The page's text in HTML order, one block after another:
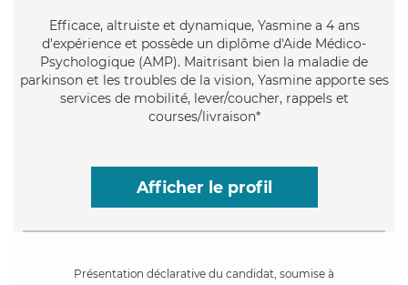
Efficace, altruiste et dynamique, Yasmine a 4 ans
d'expérience et possède un diplôme d'Aide Médico-
Psychologique (AMP). Maitrisant bien la maladie de
parkinson et les troubles de la vision, Yasmine apporte ses
services de mobilité, lever/coucher, rappels et
courses/livraison*
Afficher le profil
Présentation déclarative du candidat, soumise à